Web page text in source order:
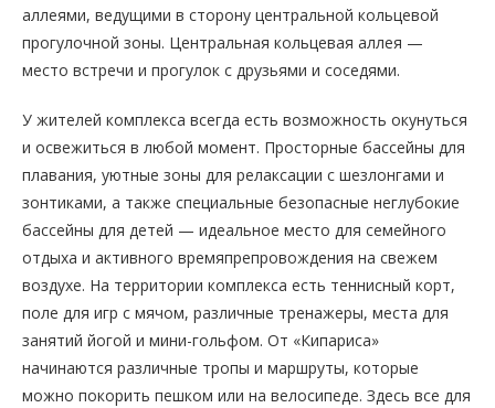
аллеями, ведущими в сторону центральной кольцевой
прогулочной зоны. Центральная кольцевая аллея —
место встречи и прогулок с друзьями и соседями.
У жителей комплекса всегда есть возможность окунуться
и освежиться в любой момент. Просторные бассейны для
плавания, уютные зоны для релаксации с шезлонгами и
зонтиками, а также специальные безопасные неглубокие
бассейны для детей — идеальное место для семейного
отдыха и активного времяпрепровождения на свежем
воздухе. На территории комплекса есть теннисный корт,
поле для игр с мячом, различные тренажеры, места для
занятий йогой и мини-гольфом. От «Кипариса»
начинаются различные тропы и маршруты, которые
можно покорить пешком или на велосипеде. Здесь все для